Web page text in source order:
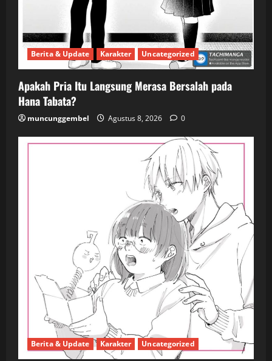
Berita & Update Karakter Uncategorized
Apakah Pria Itu Langsung Merasa Bersalah pada
Hana Tabata?
muncunggembel Agustus 8, 2026 0
Berita & Update Karakter Uncategorized